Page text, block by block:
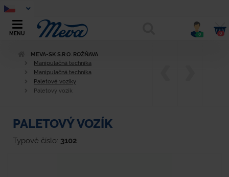
MENU 0 0
MEVA-SK S.R.O. ROŽŇAVA
Manipulačná technika
Manipulačná technika
Paletové vozíky
Paletový vozík
PALETOVÝ VOZÍK
Typové číslo: 3102